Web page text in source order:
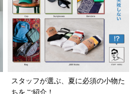
スタッフが選ぶ、夏に必須の小物た